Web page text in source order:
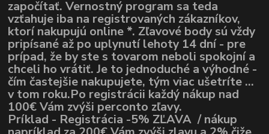
započítať. Vernostný program sa teda
vzťahuje iba na registrovaných zákazníkov,
ktorí nakupujú online *. Zľavové body sú vždy
pripísané až po uplynutí lehoty 14 dní - pre
prípad, že by ste s tovarom neboli spokojní a
chceli ho vrátiť. Je to jednoduché a výhodné -
čím častejšie nakupujete, tým viac ušetríte ...
v tom roku.Po registrácii každý nákup nad
100€ Vám zvýši perconto zľavy.
Príklad - Registrácia -5% ZĽAVA / nákup